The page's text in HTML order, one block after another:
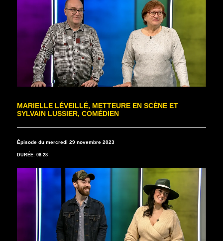
MARIELLE LÉVEILLÉ, METTEURE EN SCÈNE ET
SYLVAIN LUSSIER, COMÉDIEN
Épisode du mercredi 29 novembre 2023
DURÉE: 08:28